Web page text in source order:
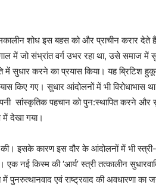
शोध इस बहस को और प्राचीन करार देते
में जो संभ्रांत वर्ग उभर रहा था, उसे समाज में
में सुधार करने का प्रयास किया। यह
किए गए। सुधार आंदोलनों में भी विरोधाभास
सांस्कृतिक पहचान को पुन:स्थापित करने
में देखा गया।
इसके कारण इस दौर के आंदोलनों में भी
की ‘आर्य’ स्त्री तत्कालीन सुधारवादियों,
में पुनरुत्थानवाद एवं राष्ट्रवाद की अवधारणा